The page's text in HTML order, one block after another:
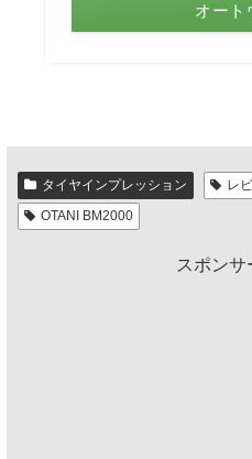
オート
タイヤインプレッション レ
OTANI BM2000
スポンサ